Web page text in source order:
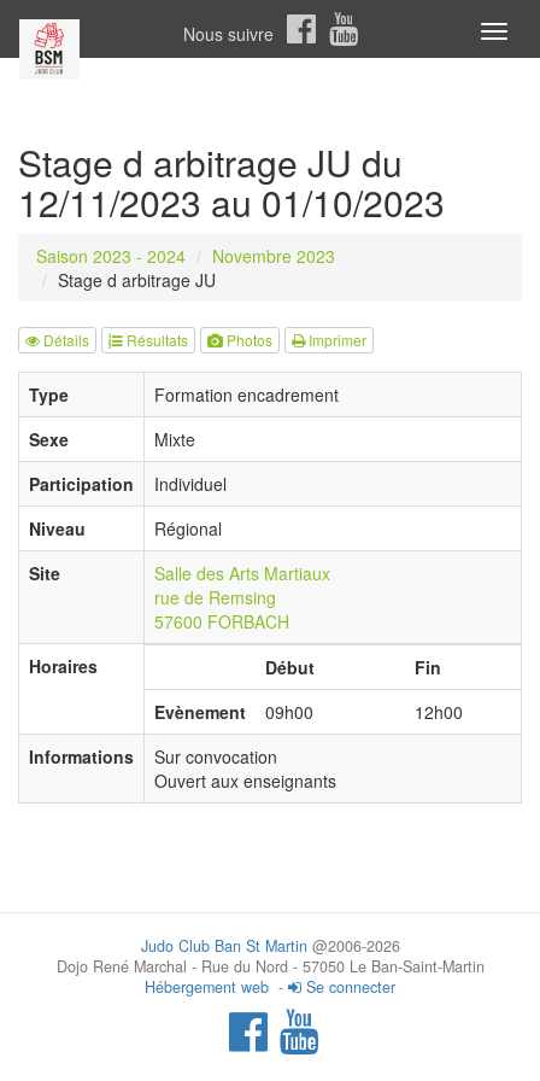
Nous suivre
Stage d arbitrage JU du
12/11/2023 au 01/10/2023
Saison 2023 - 2024
Novembre 2023
Stage d arbitrage JU
Détails Résultats Photos Imprimer
Type
Formation encadrement
Sexe
Mixte
Participation
Individuel
Niveau
Régional
Site
Salle des Arts Martiaux
rue de Remsing
57600 FORBACH
Horaires
Début
Fin
Evènement
09h00
12h00
Informations
Sur convocation
Ouvert aux enseignants
Judo Club Ban St Martin@2006-2026
Dojo René Marchal - Rue du Nord - 57050 Le Ban-Saint-Martin
Hébergement web - Se connecter